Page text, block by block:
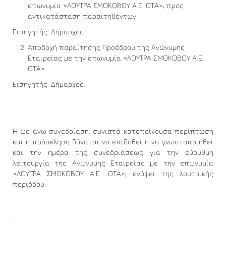
επωνυμία «ΛΟΥΤΡΑ ΣΜΟΚΟΒΟΥ Α.Ε. ΟΤΑ», προς
αντικατάσταση παραιτηθέντων.
Εισηγητής: Δήμαρχος.
Αποδοχή παραίτησης Προέδρου της Ανώνυμης
Εταιρείας με την επωνυμία «ΛΟΥΤΡΑ ΣΜΟΚΟΒΟΥ Α.Ε.
ΟΤΑ».
Εισηγητής: Δήμαρχος.
Η ως άνω συνεδρίαση, συνιστά κατεπείγουσα περίπτωση
και η πρόσκληση δύναται να επιδοθεί ή να γνωστοποιηθεί
και την ημέρα της συνεδριάσεως για την εύρυθμη
λειτουργία της Ανώνυμης Εταιρείας με την επωνυμία
«ΛΟΥΤΡΑ ΣΜΟΚΟΒΟΥ Α.Ε. ΟΤΑ», ενόψει της λουτρικής
περιόδου.